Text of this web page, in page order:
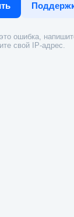
ошибка,
свой IP-адрес.